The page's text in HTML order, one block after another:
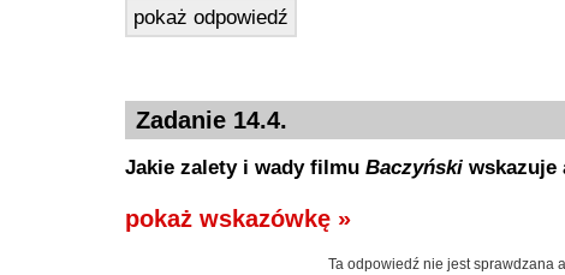
pokaż odpowiedź
Zadanie 14.4.
Jakie zalety i wady filmu Baczyński wskazuje
pokaż wskazówkę »
Ta odpowiedź nie jest sprawdzana